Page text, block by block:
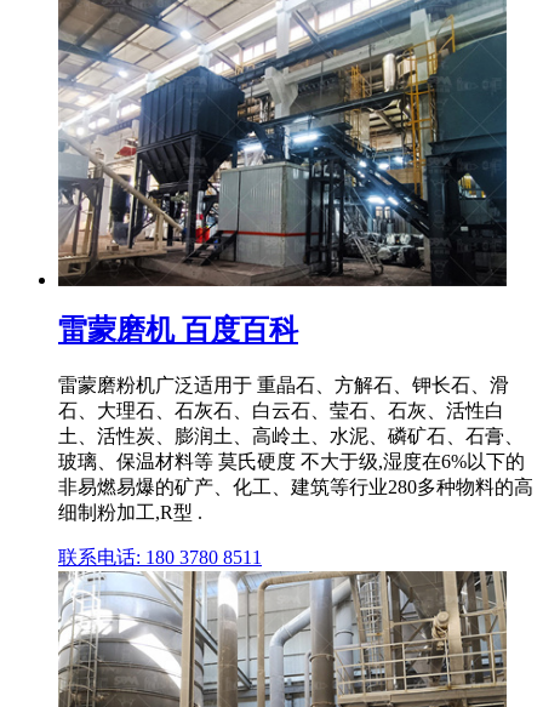
雷蒙磨机 百度百科
雷蒙磨粉机广泛适用于 重晶石、方解石、钾长石、滑
石、大理石、石灰石、白云石、莹石、石灰、活性白
土、活性炭、膨润土、高岭土、水泥、磷矿石、石膏、
玻璃、保温材料等 莫氏硬度 不大于级,湿度在6%以下的
非易燃易爆的矿产、化工、建筑等行业280多种物料的高
细制粉加工,R型 .
联系电话: 180 3780 8511